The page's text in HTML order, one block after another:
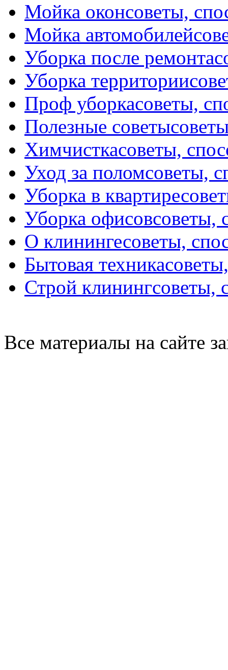
Мойка оконсоветы,
Мойка автомобилей
Уборка после ремонта
Уборка территории
Проф уборкасоветы,
Полезные советы
Химчисткасоветы,
Уход за поломсоветы,
Уборка в квартире
Уборка офисовсоветы,
О клинингесоветы,
Бытовая техника
Строй клинингсоветы,
Все материалы на сайте